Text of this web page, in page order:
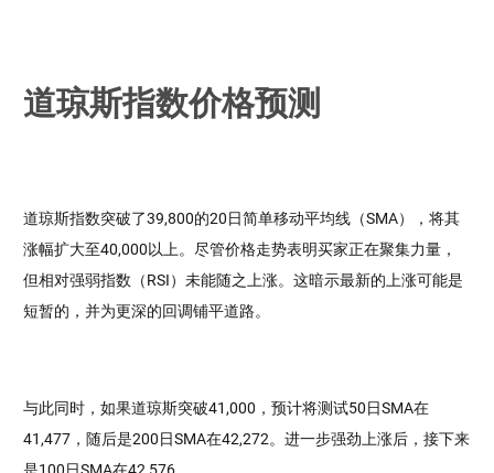
道琼斯指数价格预测
道琼斯指数突破了39,800的20日简单移动平均线（SMA），将其
涨幅扩大至40,000以上。尽管价格走势表明买家正在聚集力量，
但相对强弱指数（RSI）未能随之上涨。这暗示最新的上涨可能是
短暂的，并为更深的回调铺平道路。
与此同时，如果道琼斯突破41,000，预计将测试50日SMA在
41,477，随后是200日SMA在42,272。进一步强劲上涨后，接下来